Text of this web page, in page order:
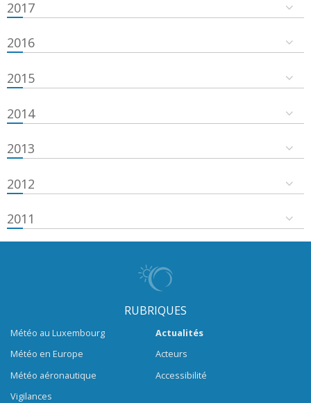
2017
2016
2015
2014
2013
2012
2011
RUBRIQUES
Météo au Luxembourg
Météo en Europe
Météo aéronautique
Vigilances
Actualités
Acteurs
Accessibilité